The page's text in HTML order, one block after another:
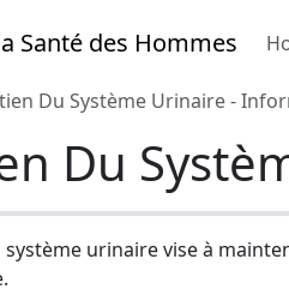
Santé des Hommes
Du Système Urinaire -
Du
système urinaire vise à